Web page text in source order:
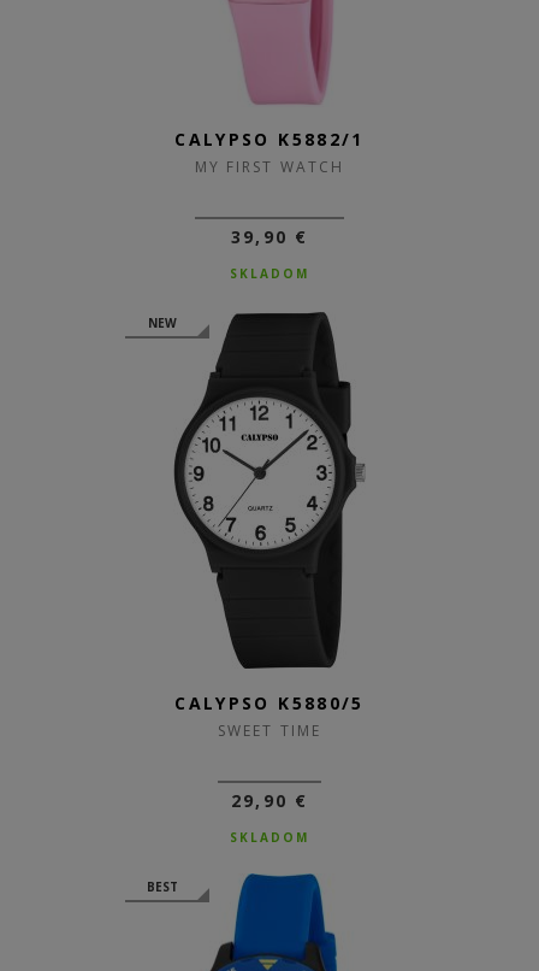
CALYPSO K5882/1
MY FIRST WATCH
39,90 €
SKLADOM
NEW
CALYPSO K5880/5
SWEET TIME
29,90 €
SKLADOM
BEST